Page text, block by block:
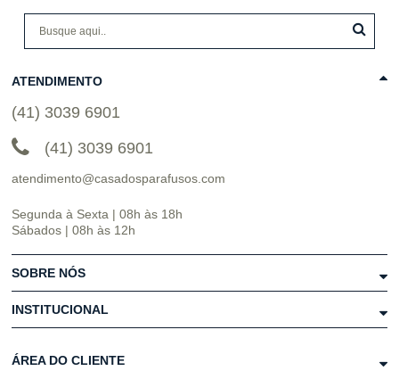
ATENDIMENTO
(41) 3039 6901
(41) 3039 6901
atendimento@casadosparafusos.com
Segunda à Sexta | 08h às 18h
Sábados | 08h às 12h
SOBRE NÓS
INSTITUCIONAL
ÁREA DO CLIENTE